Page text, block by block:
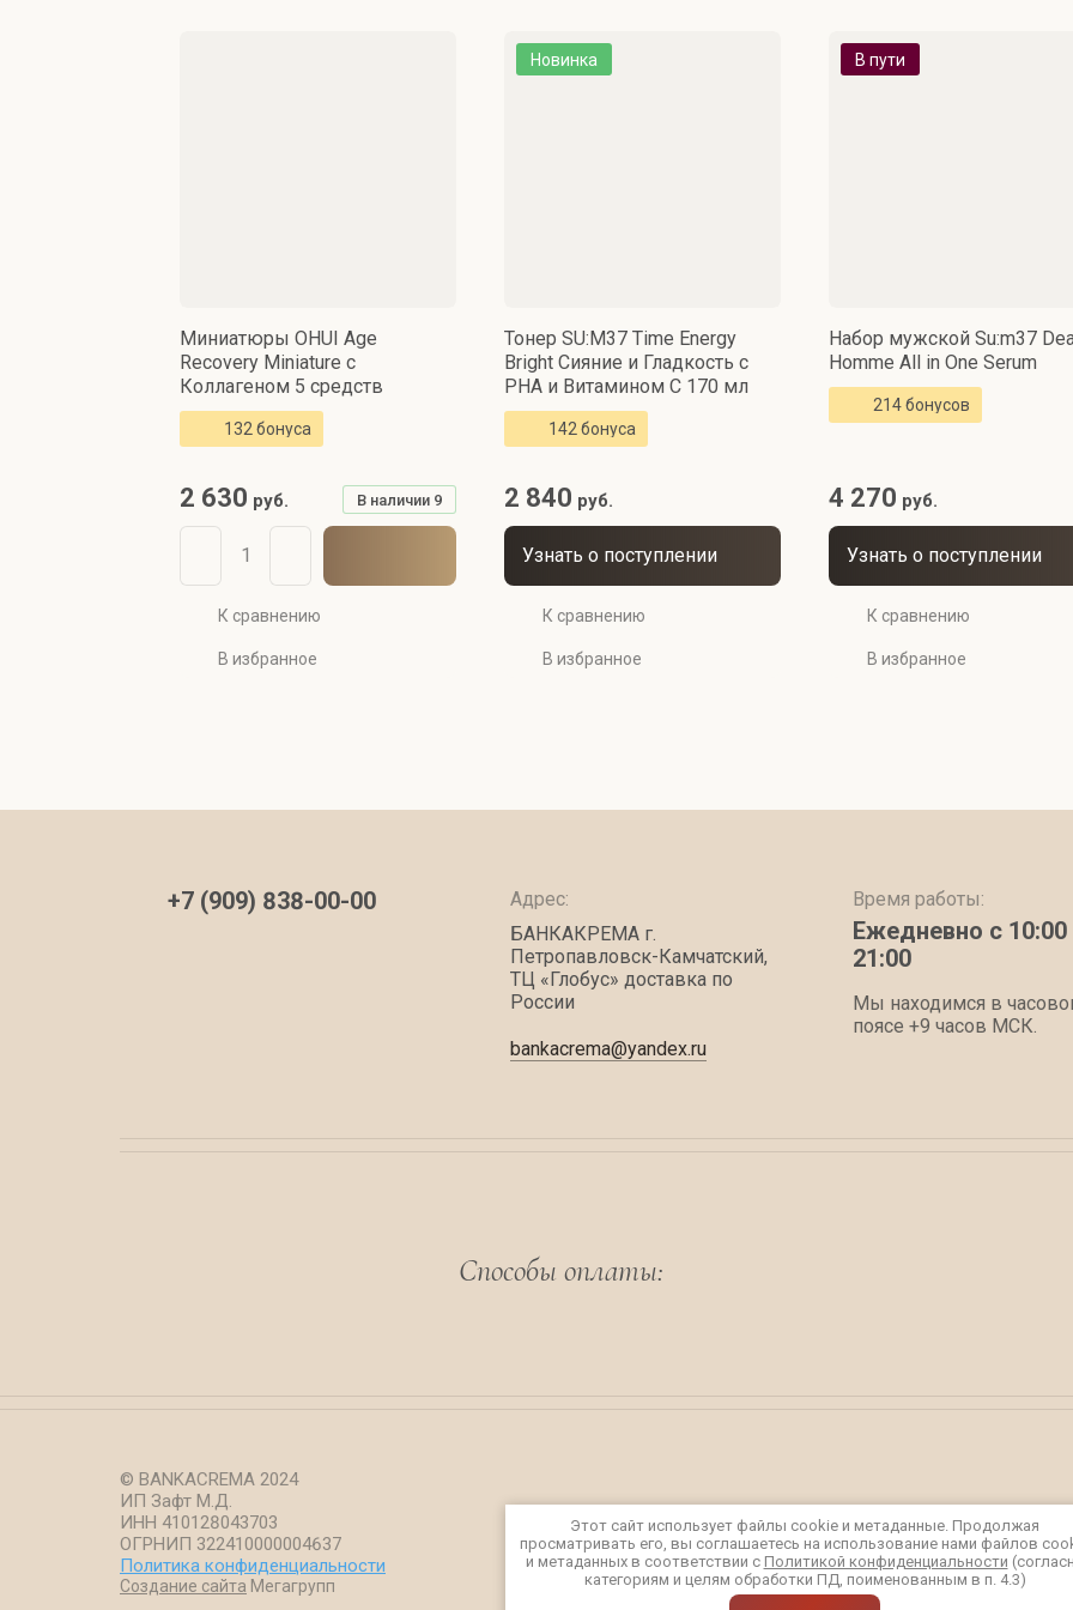
Миниатюры OHUI Age
Recovery Miniature с
Коллагеном 5 средств
132 бонуса
В наличии 9
2 630 руб.
К сравнению
В избранное
Новинка
Тонер SU:M37 Time Energy
Bright Сияние и Гладкость с
PHA и Витамином C 170 мл
142 бонуса
2 840 руб.
Узнать о поступлении
К сравнению
В избранное
В пути
Набор мужской Su:m37
Homme All in One Serum
214 бонусов
4 270 руб.
Узнать о поступлении
К сравнению
В избранное
+7 (909) 838-00-00
Адрес:
БАНКАКРЕМА г.
Петропавловск-Камчатский,
ТЦ «Глобус» доставка по
России
bankacrema@yandex.ru
Время работы:
Ежедневно с
21:00
Мы находимся в
поясе +9 часов МСК.
Способы оплаты:
© BANKACREMA 2024
ИП Зафт М.Д.
ИНН 410128043703
ОГРНИП 322410000004637
Политика конфиденциальности
Создание сайта Мегагрупп
Этот сайт использует файлы cookie и метаданные. Продолжая
просматривать его, вы соглашаетесь на использование нами файлов
и метаданных в соответствии с Политикой конфиденциальности
категориям и целям обработки ПД, поименованным в п. 4.3)